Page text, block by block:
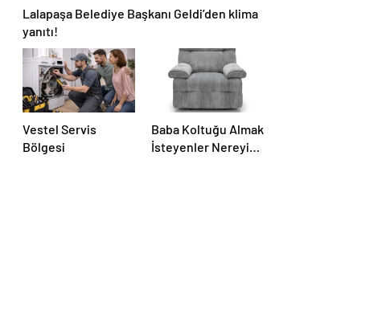
Lalapaşa Belediye Başkanı Geldi’den klima
yanıtı!
Vestel Servis
Bölgesi
Baba Koltuğu Almak
İsteyenler Nereyi